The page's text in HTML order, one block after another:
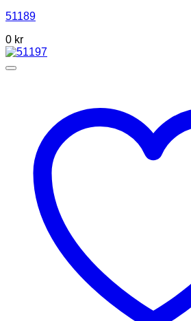
51189
0 kr